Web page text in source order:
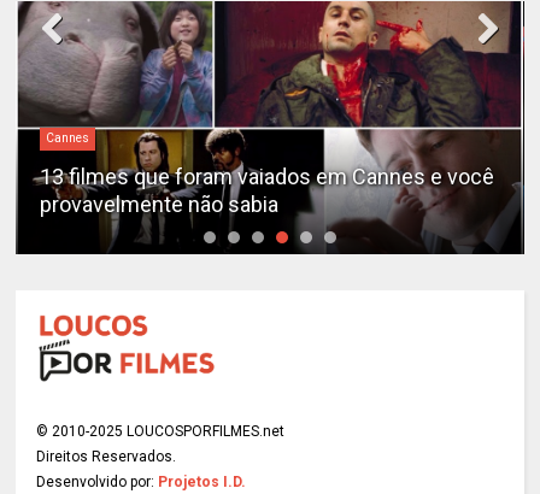
Cannes
13 filmes que foram vaiados em Cannes e você
provavelmente não sabia
© 2010-2025 LOUCOSPORFILMES.net
Direitos Reservados.
Desenvolvido por: Projetos I.D.